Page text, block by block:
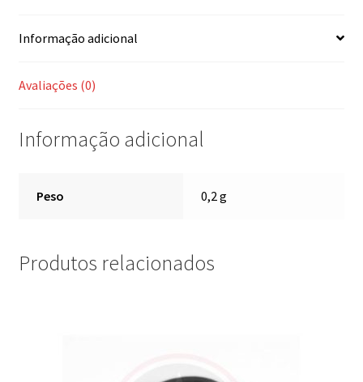
Informação adicional
Avaliações (0)
Informação adicional
Peso 0,2 g
Produtos relacionados